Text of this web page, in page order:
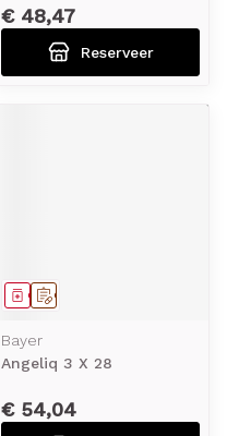
€ 48,47
Reserveer
Op voorschrift
Geneesmiddel
Bayer
Angeliq 3 X 28
€ 54,04